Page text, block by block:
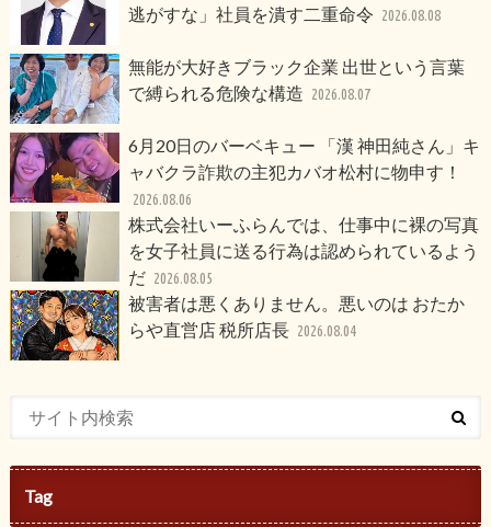
逃がすな」社員を潰す二重命令 2026.08.08
無能が大好きブラック企業 出世という言葉
で縛られる危険な構造 2026.08.07
6月20日のバーベキュー 「漢 神田純さん」キ
ャバクラ詐欺の主犯カバオ松村に物申す！
2026.08.06
株式会社いーふらんでは、仕事中に裸の写真
を女子社員に送る行為は認められているよう
だ 2026.08.05
被害者は悪くありません。悪いのは おたか
らや直営店 税所店長 2026.08.04
Tag